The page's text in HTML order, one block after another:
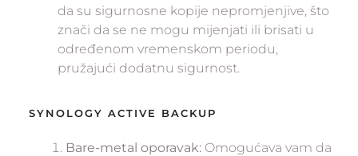
da su sigurnosne kopije nepromjenjive, što
znači da se ne mogu mijenjati ili brisati u
određenom vremenskom periodu,
pružajući dodatnu sigurnost.
SYNOLOGY ACTIVE BACKUP
Bare-metal oporavak: Omogućava vam da